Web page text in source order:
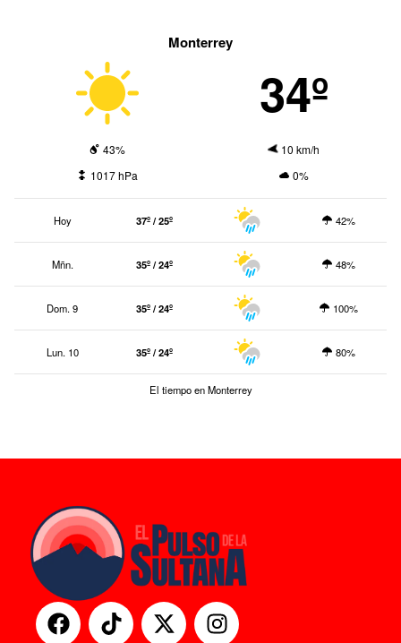
Monterrey
34º
43%
10 km/h
1017 hPa
0%
Hoy 37º / 25º 42%
Mñn. 35º / 24º 48%
Dom. 9 35º / 24º 100%
Lun. 10 35º / 24º 80%
El tiempo en Monterrey